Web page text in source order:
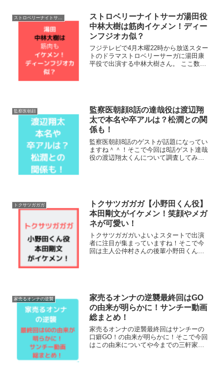
ストロベリーナイトサーガ湯田役
中林大樹は筋肉イケメン！ディー
ンフジオカ似？
フジテレビで4月木曜22時から放送スター
トのドラマストロベリーサーガに湯田康
平役で出演する中林大樹さん。 ここ数年
監察医朝顔
監察医朝顔8話の達哉役は渡辺翔
太で本名や卒アルは？松潤との関
係も！
監察医朝顔8話のゲストが話題になってい
ますね＾＾！そこで今回は8話ゲスト達哉
役の渡辺翔太くんについて調査してみま
トクサツガガガ
トクサツガガガ【小野田くん役】
本田剛文がイケメン！笑顔やメガ
ネが可愛い！
トクサツガガガいよいよスタートで出演
者に注目が集まっていますね！そこで今
回は主人公仲村さんの後輩小野田くん役
家売るオンナの逆襲
家売るオンナの逆襲最終回はGO
の由来が明らかに！サンチー動画
総まとめ！
家売るオンナの逆襲最終回はサンチーの
口癖GO！の由来が明らかに！そこで今回
はこの由来についてや今までの三軒家万